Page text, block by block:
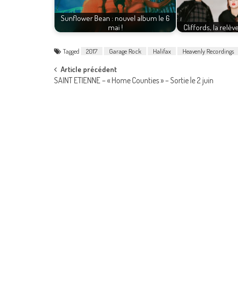
Sunflower Bean : nouvel album le 6
mai !
Cliffords, la
Tagged 2017 Garage Rock Halifax Heavenly Recordings
Post
Article précédent
SAINT ETIENNE – « Home Counties » – Sortie le 2 juin